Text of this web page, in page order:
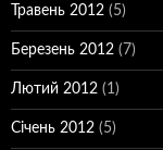
Травень 2012 (5)
Березень 2012 (7)
Лютий 2012 (1)
Січень 2012 (5)